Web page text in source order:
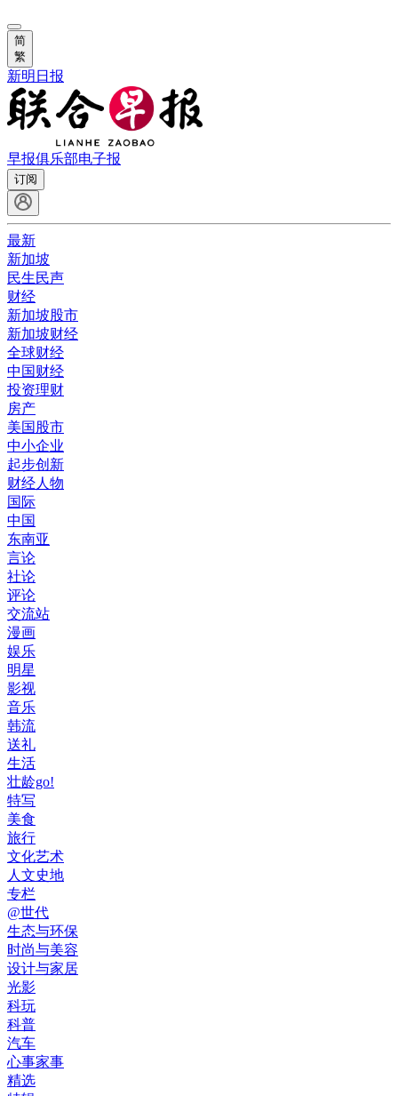
简
繁
新明日报
早报俱乐部电子报
订阅
最新
新加坡
民生民声
财经
新加坡股市
新加坡财经
全球财经
中国财经
投资理财
房产
美国股市
中小企业
起步创新
财经人物
国际
中国
东南亚
言论
社论
评论
交流站
漫画
娱乐
明星
影视
音乐
韩流
送礼
生活
壮龄go!
特写
美食
旅行
文化艺术
人文史地
专栏
@世代
生态与环保
时尚与美容
设计与家居
光影
科玩
科普
汽车
心事家事
精选